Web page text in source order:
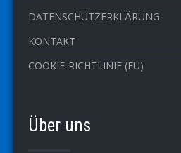
DATENSCHUTZERKLÄRUNG
KONTAKT
COOKIE-RICHTLINIE (EU)
Über uns